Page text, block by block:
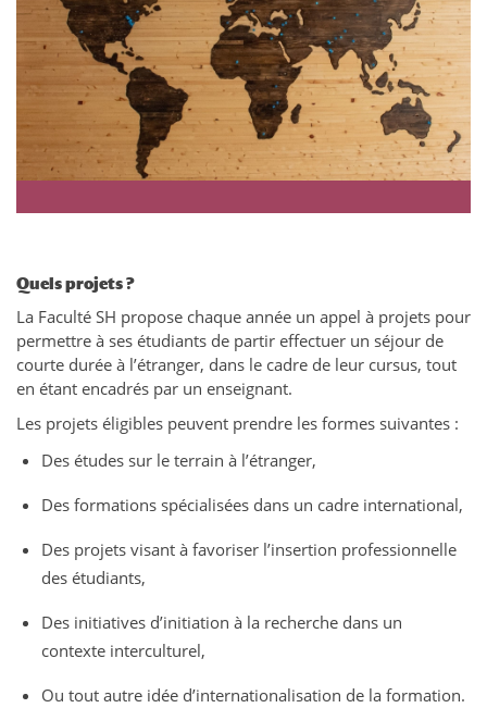
Quels projets ?
La Faculté SH propose chaque année un appel à projets pour
permettre à ses étudiants de partir effectuer un séjour de
courte durée à l’étranger, dans le cadre de leur cursus, tout
en étant encadrés par un enseignant.
Les projets éligibles peuvent prendre les formes suivantes :
Des études sur le terrain à l’étranger,
Des formations spécialisées dans un cadre international,
Des projets visant à favoriser l’insertion professionnelle
des étudiants,
Des initiatives d’initiation à la recherche dans un
contexte interculturel,
Ou tout autre idée d’internationalisation de la formation.